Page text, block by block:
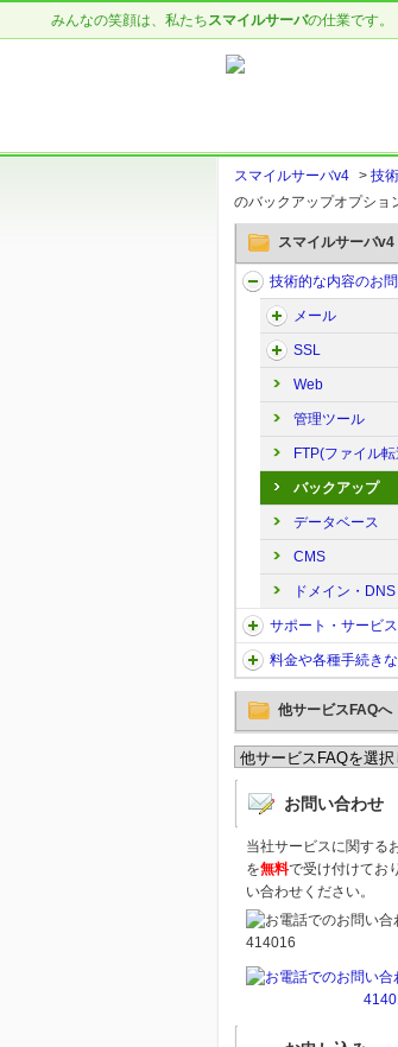
みんなの笑顔は、私たちスマイルサーバの仕業です。
スマイルサーバv4 > 技
のバックアップオプショ
スマイルサーバv4
技術的な内容のお
メール
SSL
Web
管理ツール
FTP(ファイル
バックアップ
データベース
CMS
ドメイン・DNS
サポート・サービ
料金や各種手続き
他サービスFAQへ
お問い合わせ
当社サービスに関する
を無料で受け付けてお
い合わせください。